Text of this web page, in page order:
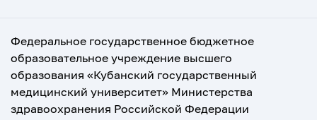
Федеральное государственное бюджетное
образовательное учреждение высшего
образования «Кубанский государственный
медицинский университет» Министерства
здравоохранения Российской Федерации